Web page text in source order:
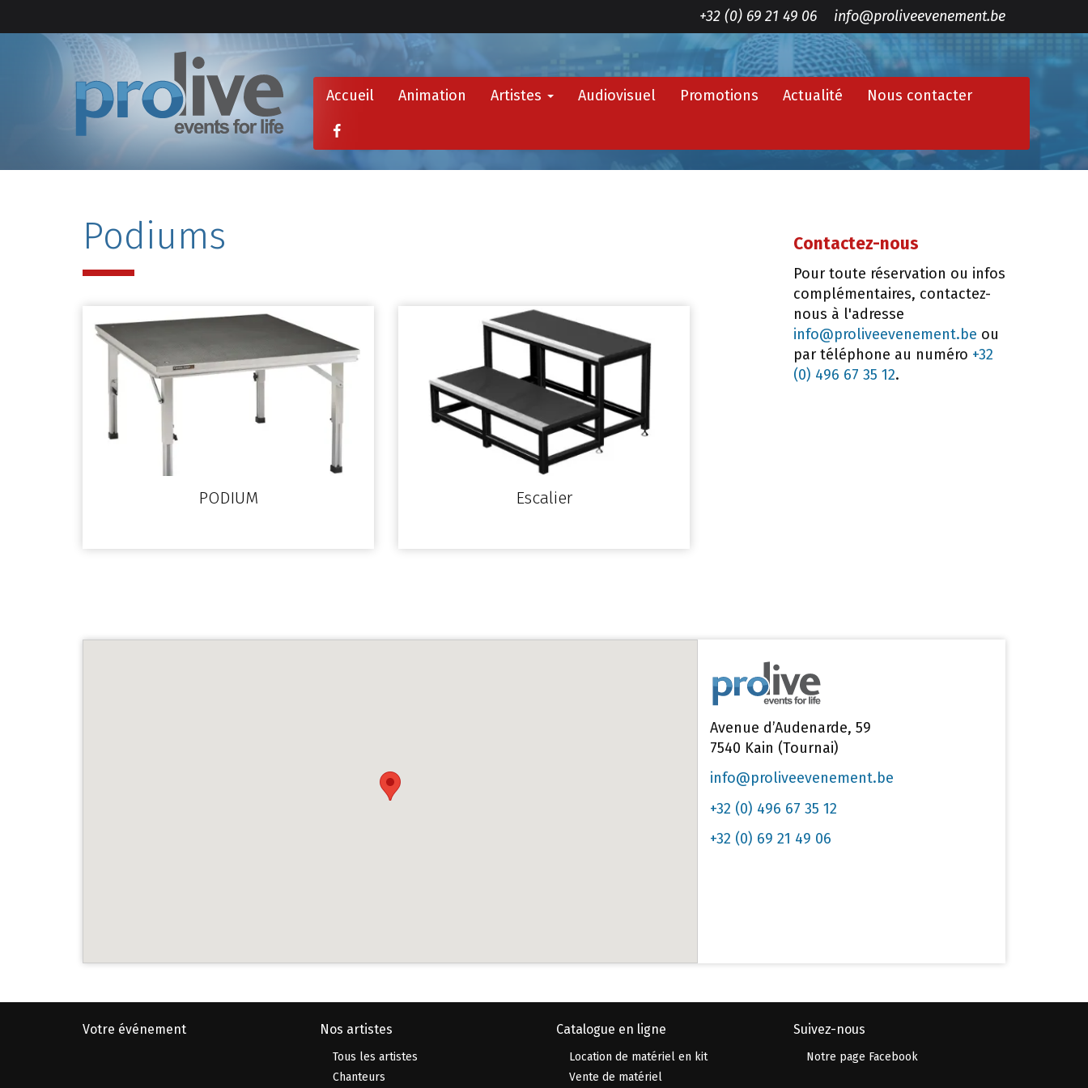
+32 (0) 69 21 49 06 info@proliveevenement.be
Accueil Animation Artistes Audiovisuel Promotions Actualité Nous contacter
Podiums
PODIUM Escalier
Contactez-nous
Pour toute réservation ou infos
complémentaires, contactez-
nous à l'adresse
info@proliveevenement.be ou
par téléphone au numéro +32
(0) 496 67 35 12.
Avenue d’Audenarde, 59
7540 Kain (Tournai)
info@proliveevenement.be
+32 (0) 496 67 35 12
+32 (0) 69 21 49 06
Votre événement Nos artistes
Tous les artistes
Chanteurs
Catalogue en ligne
Location de matériel en kit
Vente de matériel
Suivez-nous
Notre page Facebook